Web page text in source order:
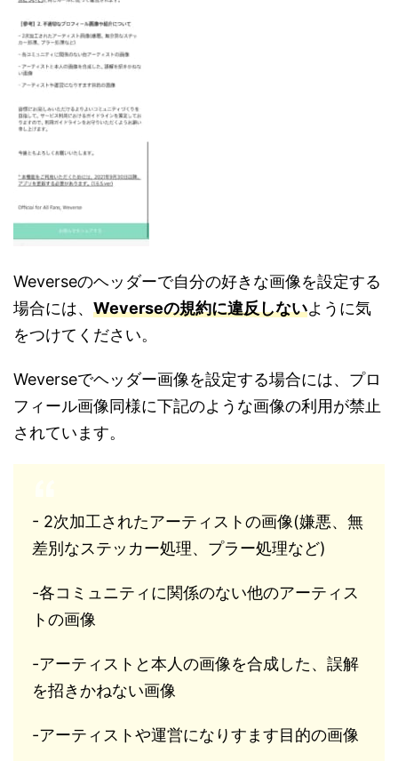
Weverseのヘッダーで自分の好きな画像を設定する
場合には、 Weverseの規約に違反しないように気
をつけてください。
Weverseでヘッダー画像を設定する場合には、プロ
フィール画像同様に下記のような画像の利用が禁止
されています。
- 2次加工されたアーティストの画像(嫌悪、無
差別なステッカー処理、プラー処理など)
-各コミュニティに関係のない他のアーティス
トの画像
-アーティストと本人の画像を合成した、誤解
を招きかねない画像
-アーティストや運営になりすます目的の画像